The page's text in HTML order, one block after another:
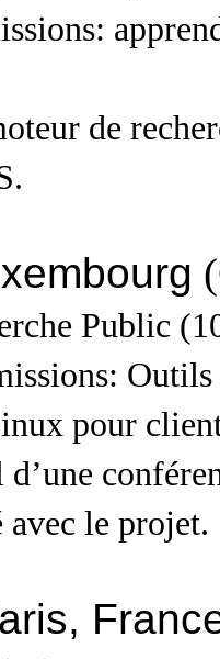
de
Public
pour
le projet.